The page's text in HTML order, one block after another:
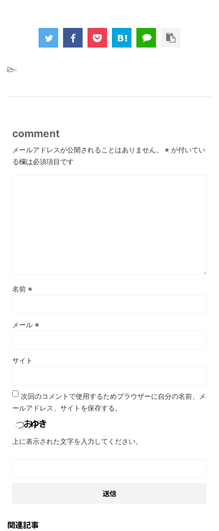
-
comment
メールアドレスが公開されることはありません。 ※ が付いてい
る欄は必須項目です
名前 ※
メール ※
サイト
次回のコメントで使用するためブラウザーに自分の名前、メ
ールアドレス、サイトを保存する。
上に表示された文字を入力してください。
関連記事